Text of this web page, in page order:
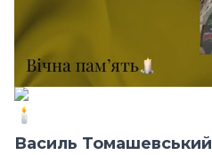
Василь Томашевський